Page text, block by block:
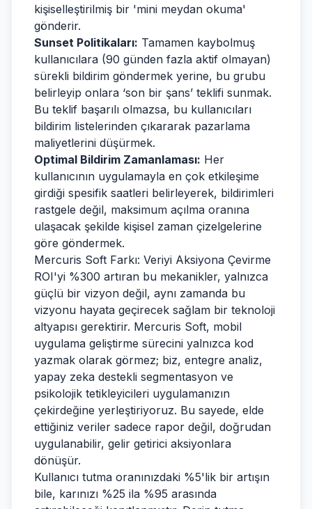
kişiselleştirilmiş bir 'mini meydan okuma'
gönderir.
Sunset Politikaları: Tamamen kaybolmuş
kullanıcılara (90 günden fazla aktif olmayan)
sürekli bildirim göndermek yerine, bu grubu
belirleyip onlara ‘son bir şans’ teklifi sunmak.
Bu teklif başarılı olmazsa, bu kullanıcıları
bildirim listelerinden çıkararak pazarlama
maliyetlerini düşürmek.
Optimal Bildirim Zamanlaması: Her
kullanıcının uygulamayla en çok etkileşime
girdiği spesifik saatleri belirleyerek, bildirimleri
rastgele değil, maksimum açılma oranına
ulaşacak şekilde kişisel zaman çizelgelerine
göre göndermek.
Mercuris Soft Farkı: Veriyi Aksiyona Çevirme
ROI'yi %300 artıran bu mekanikler, yalnızca
güçlü bir vizyon değil, aynı zamanda bu
vizyonu hayata geçirecek sağlam bir teknoloji
altyapısı gerektirir. Mercuris Soft, mobil
uygulama geliştirme sürecini yalnızca kod
yazmak olarak görmez; biz, entegre analiz,
yapay zeka destekli segmentasyon ve
psikolojik tetikleyicileri uygulamanızın
çekirdeğine yerleştiriyoruz. Bu sayede, elde
ettiğiniz veriler sadece rapor değil, doğrudan
uygulanabilir, gelir getirici aksiyonlara
dönüşür.
Kullanıcı tutma oranınızdaki %5'lik bir artışın
bile, karınızı %25 ila %95 arasında